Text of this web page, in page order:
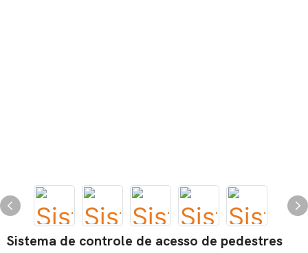
Sistema de controle de acesso de pedestres